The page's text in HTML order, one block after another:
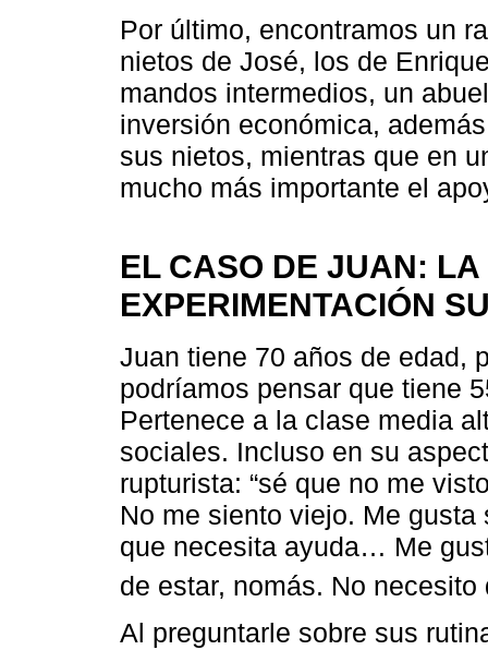
Por último, encontramos un
nietos de José, los de
mandos intermedios, un
inversión económica,
sus nietos, mientras que en
mucho más importante el
EL CASO DE JUAN:
EXPERIMENTACIÓN
Juan tiene 70 años de edad,
podríamos pensar que tiene
Pertenece a la clase media
sociales. Incluso en su
rupturista: “sé que no me
No me siento viejo. Me
que necesita ayuda… Me
de estar, nomás. No
Al preguntarle sobre sus